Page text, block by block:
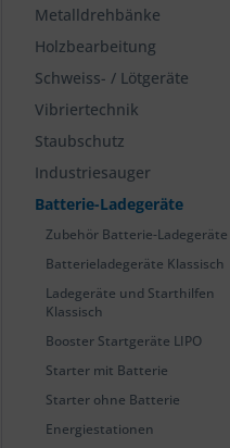
Metalldrehbänke
Holzbearbeitung
Schweiss- / Lötgeräte
Vibriertechnik
Staubschutz
Industriesauger
Batterie-Ladegeräte
Zubehör Batterie-Ladegeräte
Batterieladegeräte Klassisch
Ladegeräte und Starthilfen
Klassisch
Booster Startgeräte LIPO
Starter mit Batterie
Starter ohne Batterie
Energiestationen